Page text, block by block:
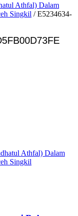
Athfal) Dalam
Singkil /E5234634-
Athfal) Dalam
Singkil